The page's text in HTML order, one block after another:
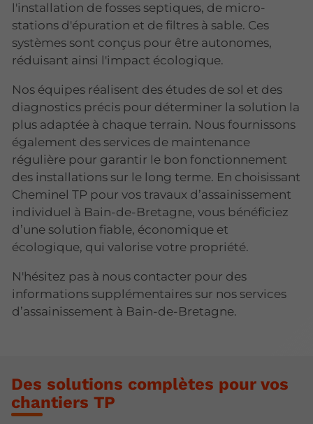
l'installation de fosses septiques, de micro-
stations d'épuration et de filtres à sable. Ces
systèmes sont conçus pour être autonomes,
réduisant ainsi l'impact écologique.
Nos équipes réalisent des études de sol et des
diagnostics précis pour déterminer la solution la
plus adaptée à chaque terrain. Nous fournissons
également des services de maintenance
régulière pour garantir le bon fonctionnement
des installations sur le long terme. En choisissant
Cheminel TP pour vos travaux d’assainissement
individuel à Bain-de-Bretagne, vous bénéficiez
d’une solution fiable, économique et
écologique, qui valorise votre propriété.
N'hésitez pas à nous contacter pour des
informations supplémentaires sur nos services
d’assainissement à Bain-de-Bretagne.
Des solutions complètes pour vos
chantiers TP